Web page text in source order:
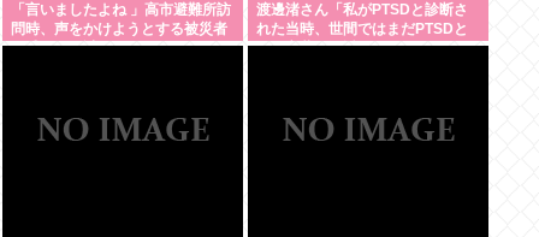
「言いましたよね 」高市避難所訪
問時、声をかけようとする被災者
を威圧する謎のハゲガードマンが
渡邊渚さん「私がPTSDと診断さ
れた当時、世間ではまだPTSDと
いう言葉は浸透されてなかった」